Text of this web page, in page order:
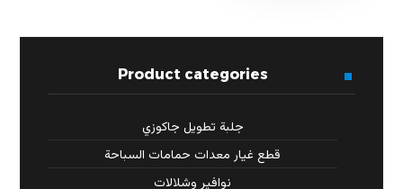
Product categories
جلبة تطويل جاكوزي
قطع غيار معدات حمامات السباحة
نوافير وشلالات